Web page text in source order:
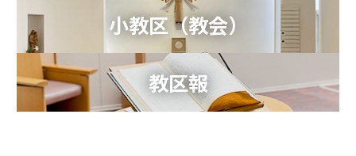
小教区（教会）
教区報